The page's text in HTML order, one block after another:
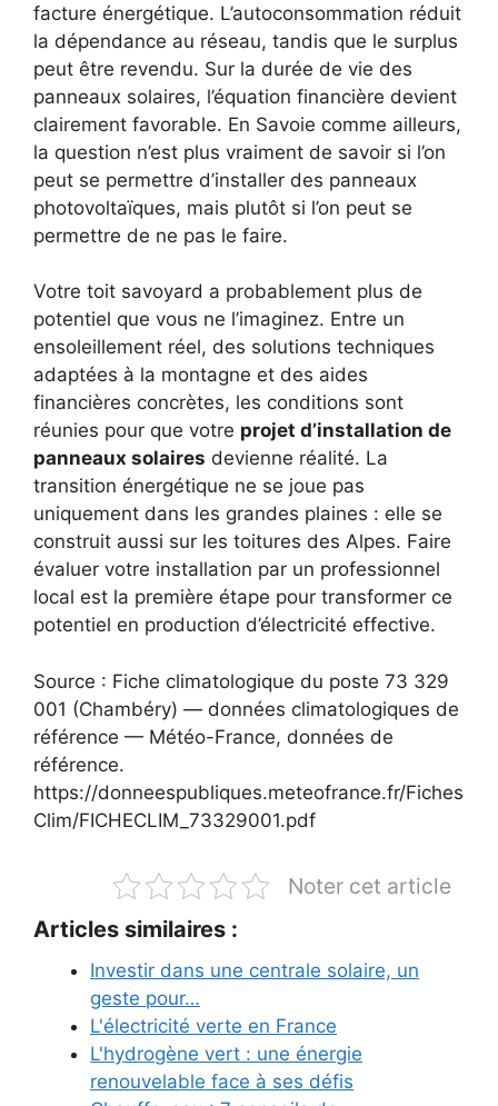
facture énergétique. L’autoconsommation réduit
la dépendance au réseau, tandis que le surplus
peut être revendu. Sur la durée de vie des
panneaux solaires, l’équation financière devient
clairement favorable. En Savoie comme ailleurs,
la question n’est plus vraiment de savoir si l’on
peut se permettre d’installer des panneaux
photovoltaïques, mais plutôt si l’on peut se
permettre de ne pas le faire.
Votre toit savoyard a probablement plus de
potentiel que vous ne l’imaginez. Entre un
ensoleillement réel, des solutions techniques
adaptées à la montagne et des aides
financières concrètes, les conditions sont
réunies pour que votre projet d’installation de
panneaux solaires devienne réalité. La
transition énergétique ne se joue pas
uniquement dans les grandes plaines : elle se
construit aussi sur les toitures des Alpes. Faire
évaluer votre installation par un professionnel
local est la première étape pour transformer ce
potentiel en production d’électricité effective.
Source : Fiche climatologique du poste 73 329
001 (Chambéry) — données climatologiques de
référence — Météo-France, données de
référence.
https://donneespubliques.meteofrance.fr/Fiches
Clim/FICHECLIM_73329001.pdf
Noter cet article
Articles similaires :
Investir dans une centrale solaire, un
geste pour…
L'électricité verte en France
L'hydrogène vert : une énergie
renouvelable face à ses défis